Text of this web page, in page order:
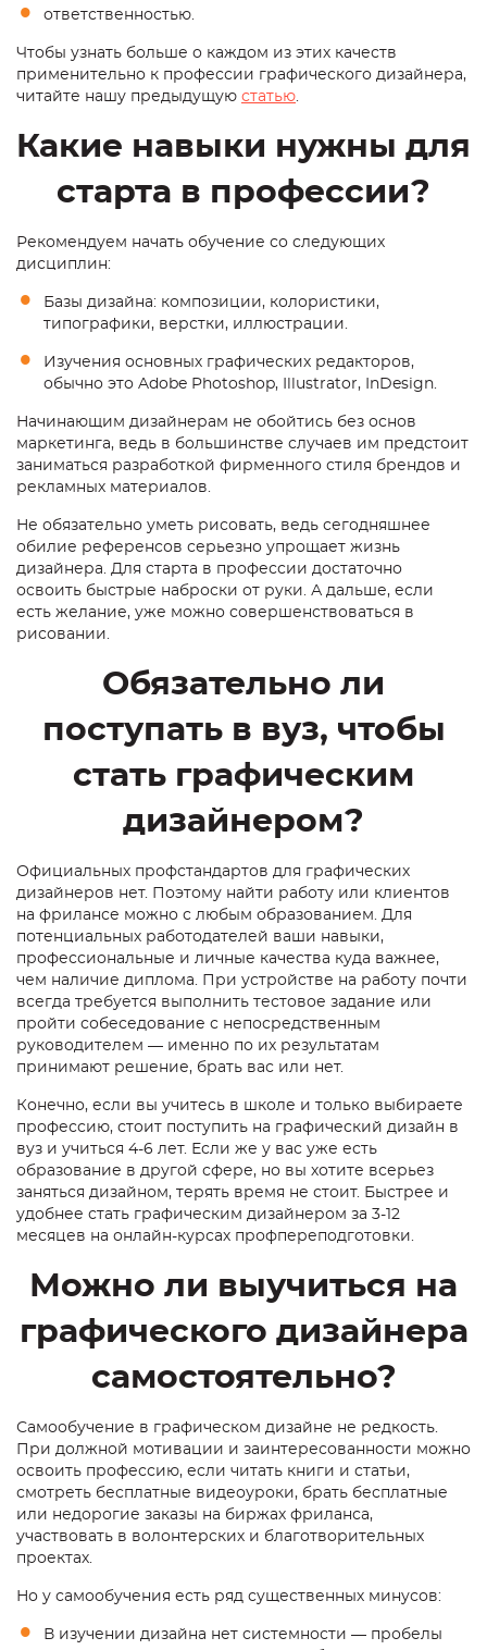
ответственностью.
Чтобы узнать больше о каждом из этих качеств
применительно к профессии графического дизайнера,
читайте нашу предыдущую статью
Какие навыки нужны для
старта в профессии?
Рекомендуем начать обучение со следующих
дисциплин:
Базы дизайна: композиции, колористики,
типографики, верстки, иллюстрации.
Изучения основных графических редакторов,
обычно это Adobe Photoshop, Illustrator, InDesign.
Начинающим дизайнерам не обойтись без основ
маркетинга, ведь в большинстве случаев им предстоит
заниматься разработкой фирменного стиля брендов и
рекламных материалов.
Не обязательно уметь рисовать, ведь сегодняшнее
обилие референсов серьезно упрощает жизнь
дизайнера. Для старта в профессии достаточно
освоить быстрые наброски от руки. А дальше, если
есть желание, уже можно совершенствоваться в
рисовании.
Обязательно ли
поступать в вуз, чтобы
стать графическим
дизайнером?
Официальных профстандартов для графических
дизайнеров нет. Поэтому найти работу или клиентов
на фрилансе можно с любым образованием. Для
потенциальных работодателей ваши навыки,
профессиональные и личные качества куда важнее,
чем наличие диплома. При устройстве на работу почти
всегда требуется выполнить тестовое задание или
пройти собеседование с непосредственным
руководителем — именно по их результатам
принимают решение, брать вас или нет.
Конечно, если вы учитесь в школе и только выбираете
профессию, стоит поступить на графический дизайн в
вуз и учиться 4-6 лет. Если же у вас уже есть
образование в другой сфере, но вы хотите всерьез
заняться дизайном, терять время не стоит. Быстрее и
удобнее стать графическим дизайнером за 3-12
месяцев на онлайн-курсах профпереподготовки.
Можно ли выучиться на
графического дизайнера
самостоятельно?
Самообучение в графическом дизайне не редкость.
При должной мотивации и заинтересованности можно
освоить профессию, если читать книги и статьи,
смотреть бесплатные видеоуроки, брать бесплатные
или недорогие заказы на биржах фриланса,
участвовать в волонтерских и благотворительных
проектах.
Но у самообучения есть ряд существенных минусов:
В изучении дизайна нет системности — пробелы